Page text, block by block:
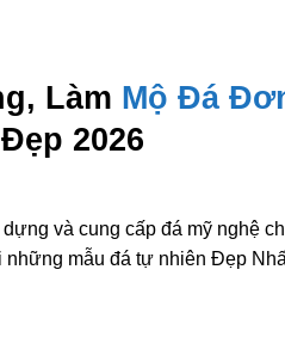
Làm Mộ Đá
2026
và cung cấp đá mỹ nghệ
mẫu đá tự nhiên Đẹp